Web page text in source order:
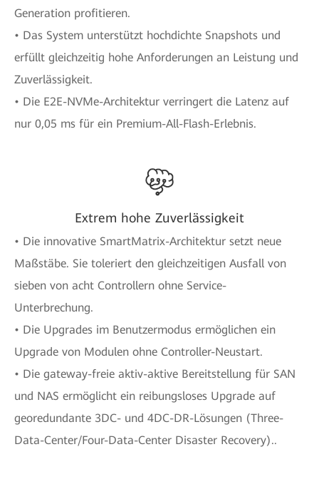
Generation profitieren.
• Das System unterstützt hochdichte Snapshots und
erfüllt gleichzeitig hohe Anforderungen an Leistung und
Zuverlässigkeit.
• Die E2E-NVMe-Architektur verringert die Latenz auf
nur 0,05 ms für ein Premium-All-Flash-Erlebnis.
Extrem hohe Zuverlässigkeit
• Die innovative SmartMatrix-Architektur setzt neue
Maßstäbe. Sie toleriert den gleichzeitigen Ausfall von
sieben von acht Controllern ohne Service-
Unterbrechung.
• Die Upgrades im Benutzermodus ermöglichen ein
Upgrade von Modulen ohne Controller-Neustart.
• Die gateway-freie aktiv-aktive Bereitstellung für SAN
und NAS ermöglicht ein reibungsloses Upgrade auf
georedundante 3DC- und 4DC-DR-Lösungen (Three-
Data-Center/Four-Data-Center Disaster Recovery)..